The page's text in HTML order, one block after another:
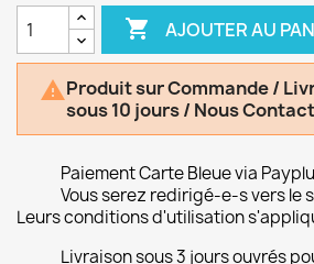
 AJOUTER AU
Produit sur Commande /
sous 10 jours / Nous
Paiement Carte Bleue via
Vous serez redirigé-e-s vers le
Leurs conditions d'utilisation
Livraison sous 3 jours ouvrés